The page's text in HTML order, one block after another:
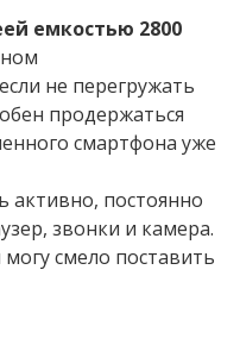
емкостью 2800
не перегружать
продержаться
смартфона уже
активно, постоянно
звонки и камера.
смело поставить